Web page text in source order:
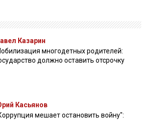
Казарин
многодетных родителей:
должно оставить отсрочку
Касьянов
мешает остановить войну":